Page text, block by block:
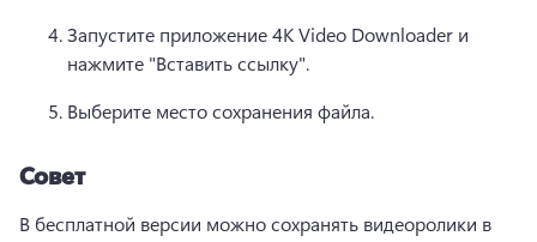
Запустите приложение 4K Video Downloader и
нажмите "Вставить ссылку".
Выберите место сохранения файла.
Совет
В бесплатной версии можно сохранять видеоролики в